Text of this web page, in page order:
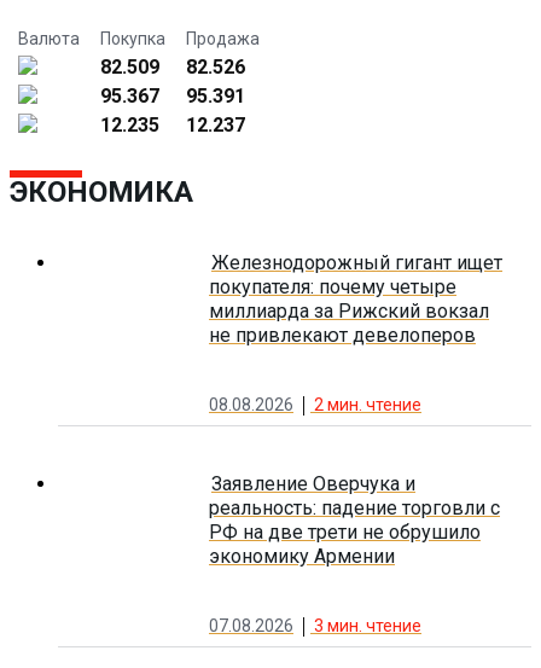
Валюта Покупка Продажа
82.509
82.526
95.367
95.391
12.235
12.237
ЭКОНОМИКА
Железнодорожный гигант ищет
покупателя: почему четыре
миллиарда за Рижский вокзал
не привлекают девелоперов
08.08.2026 2мин. чтение
Заявление Оверчука и
реальность: падение торговли с
РФ на две трети не обрушило
экономику Армении
07.08.2026 3 мин. чтение